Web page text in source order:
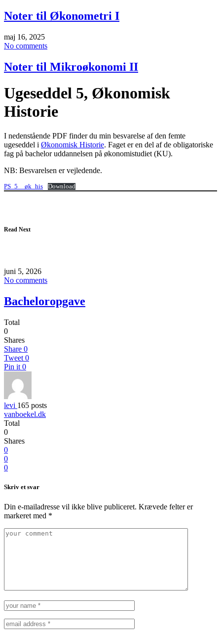
Noter til Økonometri I
maj 16, 2025
No comments
Noter til Mikroøkonomi II
Ugeseddel 5, Økonomisk
Historie
I nedenstående PDF finder du min besvarelse af den femte
ugeseddel i Økonomisk Historie. Faget er en del af de obligatoriske
fag på bachelor uddannelsen på økonomistudiet (KU).
NB: Besvarelsen er vejledende.
PS_5__øk_his Download
Read Next
juni 5, 2026
No comments
Bacheloropgave
Total
0
Shares
Share 0
Tweet 0
Pin it 0
levi 165 posts
vanboekel.dk
Total
0
Shares
0
0
0
Skriv et svar
Din e-mailadresse vil ikke blive publiceret. Krævede felter er
markeret med *